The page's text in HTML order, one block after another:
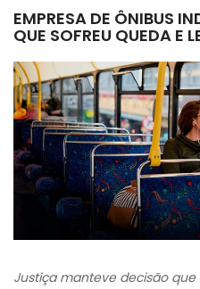
EMPRESA DE ÔNIBUS
QUE SOFREU QUEDA E
Justiça manteve decisão